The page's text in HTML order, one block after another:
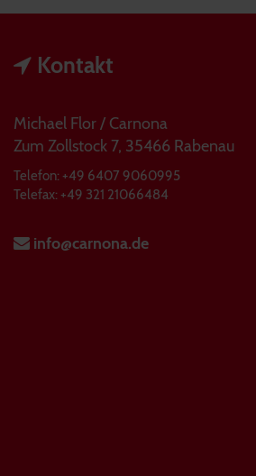
Kontakt
Michael Flor / Carnona
Zum Zollstock 7, 35466 Rabenau
Telefon: +49 6407 9060995
Telefax: +49 321 21066484
info@carnona.de